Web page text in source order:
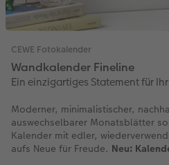
CEWE Fotokalender
Wandkalender Fineline
Ein einzigartiges Statement für
Moderner, minimalistischer,
auswechselbarer Monatsblätter
Kalender mit edler,
aufs Neue für Freude. Neu: